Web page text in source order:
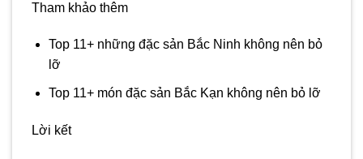
Tham khảo thêm
Top 11+ những đặc sản Bắc Ninh không nên bỏ
lỡ
Top 11+ món đặc sản Bắc Kạn không nên bỏ lỡ
Lời kết